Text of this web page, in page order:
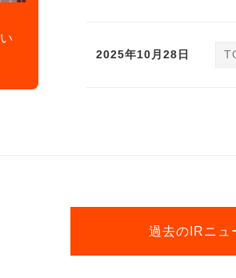
2025年10月28日
過去のIRニュ